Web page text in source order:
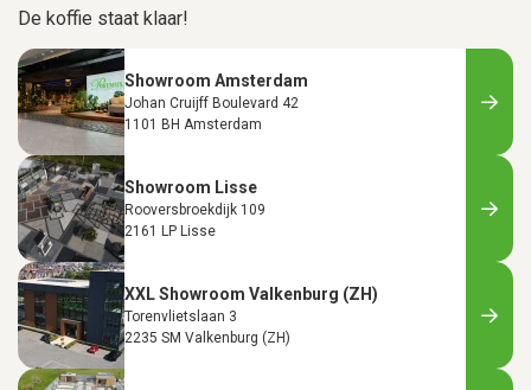
De koffie staat klaar!
Showroom Amsterdam
Johan Cruijff Boulevard 42
1101 BH Amsterdam
Showroom Lisse
Rooversbroekdijk 109
2161 LP Lisse
XXL Showroom Valkenburg (ZH)
Torenvlietslaan 3
2235 SM Valkenburg (ZH)